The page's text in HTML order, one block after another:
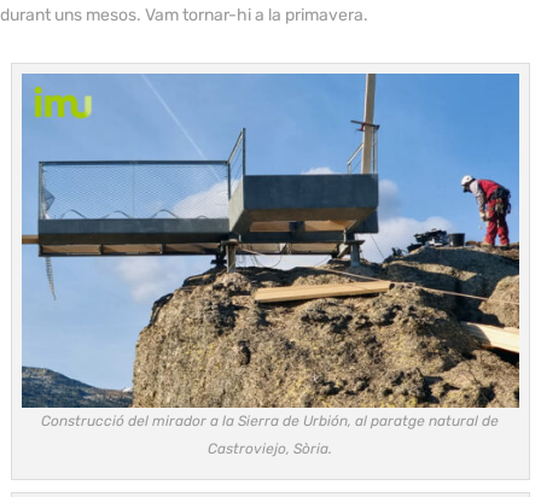
durant uns mesos. Vam tornar-hi a la primavera.
Construcció del mirador a la Sierra de Urbión, al paratge natural de
Castroviejo, Sòria.